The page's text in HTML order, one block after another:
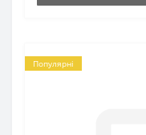
Популярні